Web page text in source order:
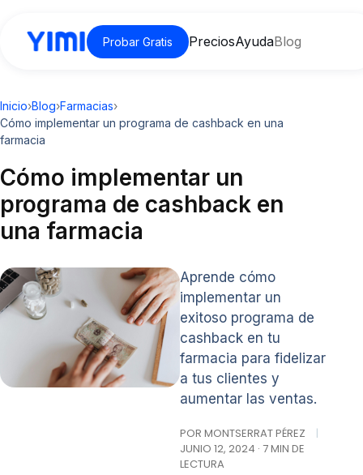
Probar Gratis PreciosAyudaBlog
Inicio›Blog›Farmacias›
Cómo implementar un programa de cashback en una
farmacia
Cómo implementar un
programa de cashback en
una farmacia
Aprende cómo
implementar un
exitoso programa de
cashback en tu
farmacia para fidelizar
a tus clientes y
aumentar las ventas.
POR MONTSERRAT PÉREZ
|
JUNIO 12, 2024 · 7 MIN DE
LECTURA